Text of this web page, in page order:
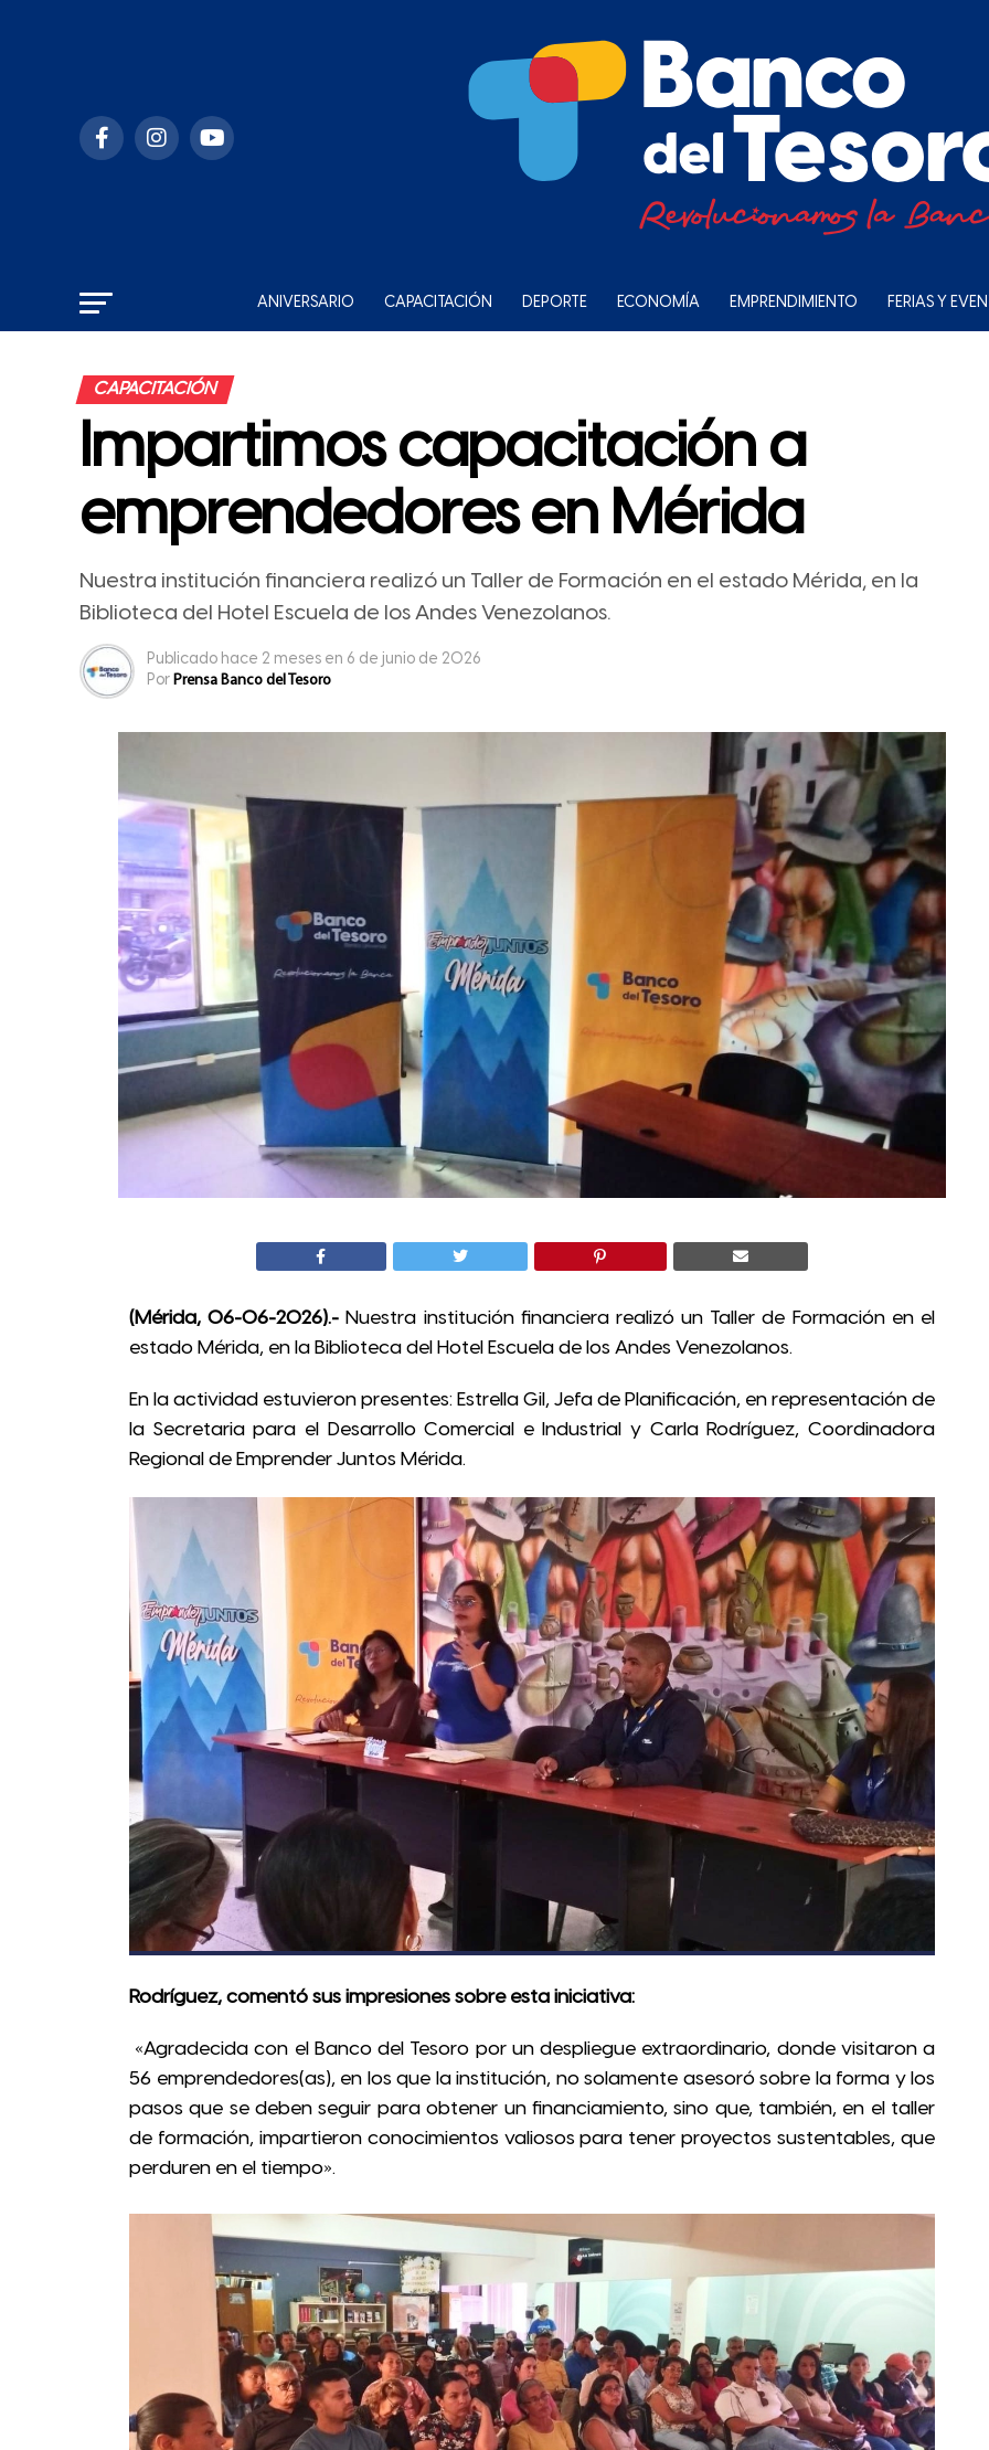
ANIVERSARIO CAPACITACIÓN DEPORTE ECONOMÍA EMPRENDIMIENTO FERIAS Y
CAPACITACIÓN
Impartimos capacitación a
emprendedores en Mérida
Nuestra institución financiera realizó un Taller de Formación en el estado Mérida, en la
Biblioteca del Hotel Escuela de los Andes Venezolanos.
Publicado hace 2 meses en 6 de junio de 2026
Por Prensa Banco del Tesoro
(Mérida, 06-06-2026).- Nuestra institución financiera realizó un Taller de Formación en el
estado Mérida, en la Biblioteca del Hotel Escuela de los Andes Venezolanos.
En la actividad estuvieron presentes: Estrella Gil, Jefa de Planificación, en representación de
la Secretaria para el Desarrollo Comercial e Industrial y Carla Rodríguez, Coordinadora
Regional de Emprender Juntos Mérida.
Rodríguez, comentó sus impresiones sobre esta iniciativa:
«Agradecida con el Banco del Tesoro por un despliegue extraordinario, donde visitaron a
56 emprendedores(as), en los que la institución, no solamente asesoró sobre la forma y los
pasos que se deben seguir para obtener un financiamiento, sino que, también, en el taller
de formación, impartieron conocimientos valiosos para tener proyectos sustentables, que
perduren en el tiempo».